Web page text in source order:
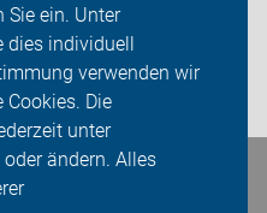
Sie ein. Unter
dies individuell
verwenden wir
Die
unter
oder ändern. Alles